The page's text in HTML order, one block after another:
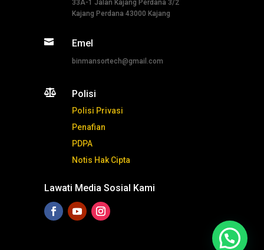
33A-1 Jalan Kajang Perdana 3/2
Kajang Perdana 43000 Kajang
 Emel
binmansortech@gmail.com
 Polisi
Polisi Privasi
Penafian
PDPA
Notis Hak Cipta
Lawati Media Sosial Kami